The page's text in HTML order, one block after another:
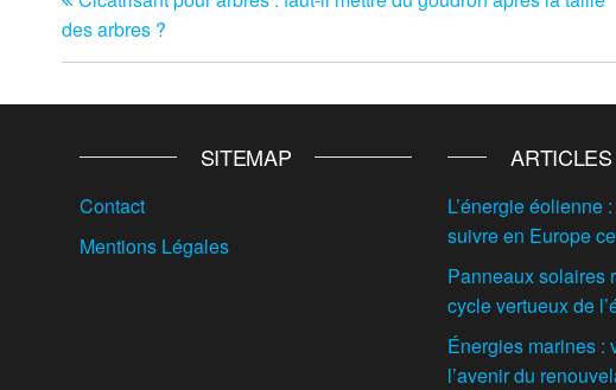
de
l’article
des arbres ?
SITEMAP
Contact
Mentions Légales
L’énergie éolienne
suivre en Europe
Panneaux solaires
cycle vertueux de
Énergies marines :
l’avenir du